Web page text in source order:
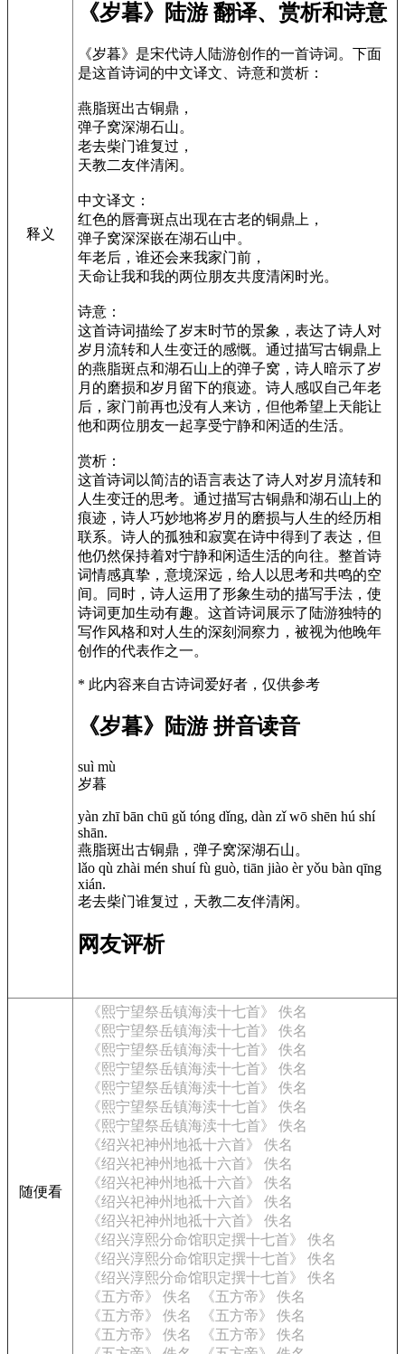
释义
《岁暮》陆游 翻译、赏析和诗意
《岁暮》是宋代诗人陆游创作的一首诗词。下面
是这首诗词的中文译文、诗意和赏析：
燕脂斑出古铜鼎，
弹子窝深湖石山。
老去柴门谁复过，
天教二友伴清闲。
中文译文：
红色的唇膏斑点出现在古老的铜鼎上，
弹子窝深深嵌在湖石山中。
年老后，谁还会来我家门前，
天命让我和我的两位朋友共度清闲时光。
诗意：
这首诗词描绘了岁末时节的景象，表达了诗人对
岁月流转和人生变迁的感慨。通过描写古铜鼎上
的燕脂斑点和湖石山上的弹子窝，诗人暗示了岁
月的磨损和岁月留下的痕迹。诗人感叹自己年老
后，家门前再也没有人来访，但他希望上天能让
他和两位朋友一起享受宁静和闲适的生活。
赏析：
这首诗词以简洁的语言表达了诗人对岁月流转和
人生变迁的思考。通过描写古铜鼎和湖石山上的
痕迹，诗人巧妙地将岁月的磨损与人生的经历相
联系。诗人的孤独和寂寞在诗中得到了表达，但
他仍然保持着对宁静和闲适生活的向往。整首诗
词情感真挚，意境深远，给人以思考和共鸣的空
间。同时，诗人运用了形象生动的描写手法，使
诗词更加生动有趣。这首诗词展示了陆游独特的
写作风格和对人生的深刻洞察力，被视为他晚年
创作的代表作之一。
* 此内容来自古诗词爱好者，仅供参考
《岁暮》陆游 拼音读音
suì mù
岁暮
yàn zhī bān chū gǔ tóng dǐng, dàn zǐ wō shēn hú shí
shān.
燕脂斑出古铜鼎，弹子窝深湖石山。
lǎo qù zhài mén shuí fù guò, tiān jiào èr yǒu bàn qīng
xián.
老去柴门谁复过，天教二友伴清闲。
网友评析
随便看
《熙宁望祭岳镇海渎十七首》 佚名
《熙宁望祭岳镇海渎十七首》 佚名
《熙宁望祭岳镇海渎十七首》 佚名
《熙宁望祭岳镇海渎十七首》 佚名
《熙宁望祭岳镇海渎十七首》 佚名
《熙宁望祭岳镇海渎十七首》 佚名
《熙宁望祭岳镇海渎十七首》 佚名
《绍兴祀神州地祗十六首》 佚名
《绍兴祀神州地祗十六首》 佚名
《绍兴祀神州地祗十六首》 佚名
《绍兴祀神州地祗十六首》 佚名
《绍兴祀神州地祗十六首》 佚名
《绍兴淳熙分命馆职定撰十七首》 佚名
《绍兴淳熙分命馆职定撰十七首》 佚名
《绍兴淳熙分命馆职定撰十七首》 佚名
《五方帝》 佚名
《五方帝》 佚名
《五方帝》 佚名
《五方帝》 佚名
《五方帝》 佚名
《五方帝》 佚名